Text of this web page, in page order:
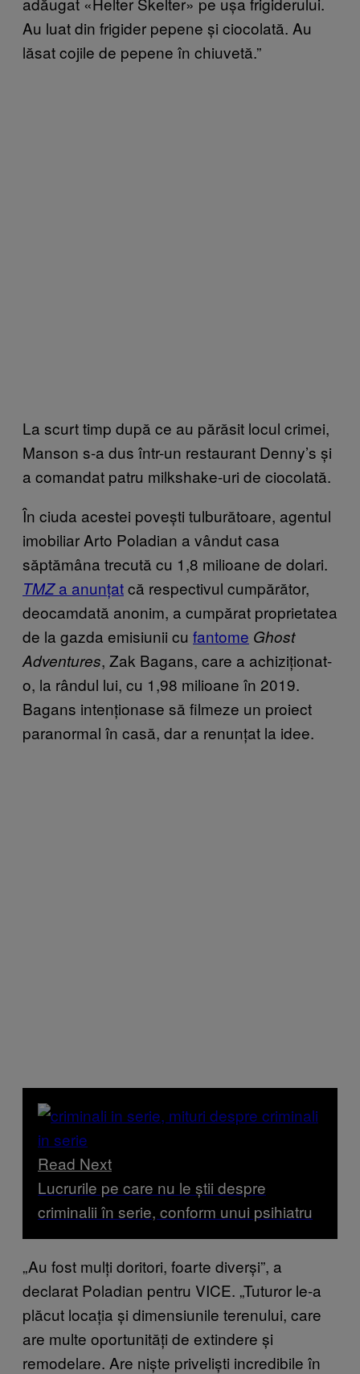
Au luat din frigider pepene și ciocolată. Au
lăsat cojile de pepene în chiuvetă.”
La scurt timp după ce au părăsit locul crimei,
Manson s-a dus într-un restaurant Denny’s și
a comandat patru milkshake-uri de ciocolată.
În ciuda acestei povești tulburătoare, agentul
imobiliar Arto Poladian a vândut casa
săptămâna trecută cu 1,8 milioane de dolari.
TMZa anunțatcă respectivul cumpărător,
deocamdată anonim, a cumpărat proprietatea
de la gazda emisiunii cu fantome Ghost
Adventures, Zak Bagans, care a achiziționat-
o, la rândul lui, cu 1,98 milioane în 2019.
Bagans intenționase să filmeze un proiect
paranormal în casă, dar a renunțat la idee.
Read Next
Lucrurile pe care nu le știi despre
criminalii în serie, conform unui psihiatru
„Au fost mulți doritori, foarte diverși”, a
declarat Poladian pentru VICE. „Tuturor le-a
plăcut locația și dimensiunile terenului, care
are multe oportunități de extindere și
remodelare. Are niște priveliști incredibile în